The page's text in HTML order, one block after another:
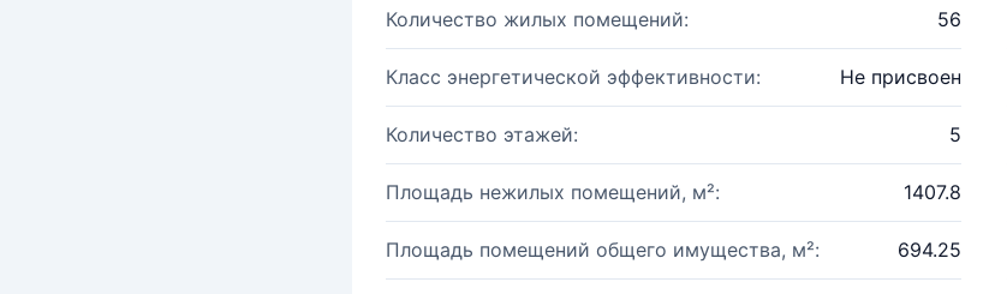
Количество жилых помещений: 56
Класс энергетической эффективности: Не присвоен
Количество этажей: 5
Площадь нежилых помещений, м²: 1407.8
Площадь помещений общего имущества, м²: 694.25